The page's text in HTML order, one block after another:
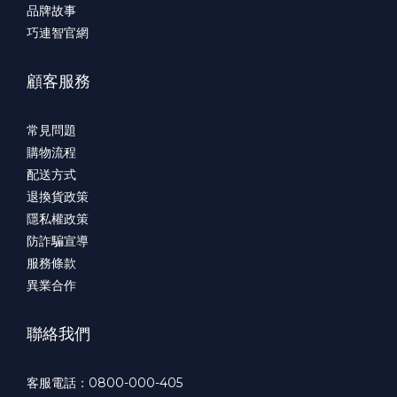
品牌故事
巧連智官網
顧客服務
常見問題
購物流程
配送方式
退換貨政策
隱私權政策
防詐騙宣導
服務條款
異業合作
聯絡我們
客服電話：0800-000-405